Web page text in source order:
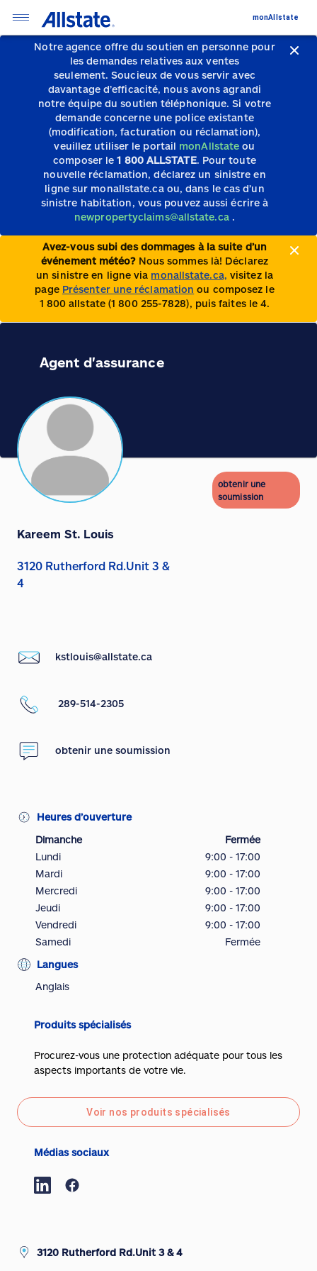
Notre agence offre du soutien en personne pour
les demandes relatives aux ventes
seulement.Soucieux de vous servir avec
davantage d’efficacité, nous avons agrandi
notre équipe du soutien téléphonique.Si votre
demande concerne une police existante
(modification, facturation ou réclamation),
veuillez utiliser le portail monAllstate ou
composer le1 800 ALLSTATE. Pour toute
nouvelle réclamation, déclarez un sinistre en
ligne sur monallstate.ca ou, dans le cas d’un
sinistre habitation, vous pouvez aussi écrire à
newpropertyclaims@allstate.ca .
Avez-vous subi des dommages à la suite d’un
événement météo? Nous sommes là! Déclarez
un sinistre en ligne via monallstate.ca, visitez la
page Présenter une réclamation ou composez le
1 800 allstate (1 800 255-7828), puis faites le 4.
monAllstate
Agent d'assurance
obtenir une
soumission
Kareem St. Louis
3120 Rutherford Rd.Unit 3 &
4
kstlouis@allstate.ca
289-514-2305
obtenir une soumission
Heures d’ouverture
Dimanche
Fermée
Lundi
9:00 - 17:00
Mardi
9:00 - 17:00
Mercredi
9:00 - 17:00
Jeudi
9:00 - 17:00
Vendredi
9:00 - 17:00
Samedi
Fermée
Langues
Anglais
Produits spécialisés
Procurez-vous une protection adéquate pour tous les
aspects importants de votre vie.
Voir nos produits spécialisés
Médias sociaux
3120 Rutherford Rd.Unit 3 & 4